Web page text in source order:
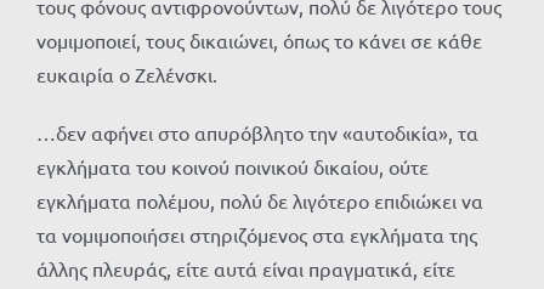
τους φόνους αντιφρονούντων, πολύ δε λιγότερο τους
νομιμοποιεί, τους δικαιώνει, όπως το κάνει σε κάθε
ευκαιρία ο Ζελένσκι.
…δεν αφήνει στο απυρόβλητο την «αυτοδικία», τα
εγκλήματα του κοινού ποινικού δικαίου, ούτε
εγκλήματα πολέμου, πολύ δε λιγότερο επιδιώκει να
τα νομιμοποιήσει στηριζόμενος στα εγκλήματα της
άλλης πλευράς, είτε αυτά είναι πραγματικά, είτε